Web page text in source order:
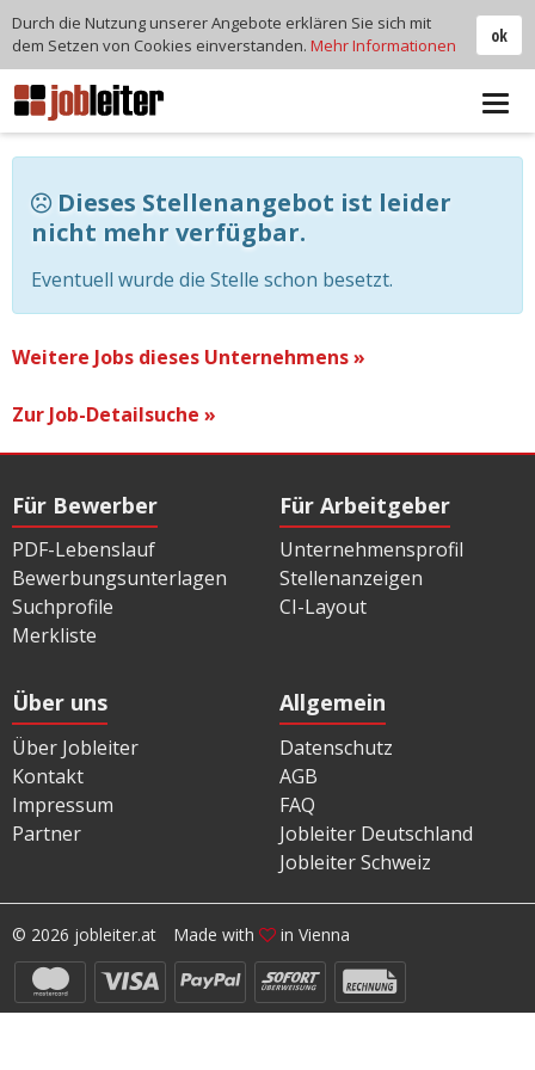
Dieses Stellenangebot ist leider
nicht mehr verfügbar.
Eventuell wurde die Stelle schon besetzt.
Weitere Jobs dieses Unternehmens »
Zur Job-Detailsuche »
Für Bewerber
PDF-Lebenslauf
Bewerbungsunterlagen
Suchprofile
Merkliste
Für Arbeitgeber
Unternehmensprofil
Stellenanzeigen
CI-Layout
Über uns
Über Jobleiter
Kontakt
Impressum
Partner
Allgemein
Datenschutz
AGB
FAQ
Jobleiter Deutschland
Jobleiter Schweiz
© 2026 jobleiter.at Made with in Vienna
ok
Durch die Nutzung unserer Angebote erklären Sie sich mit
dem Setzen von Cookies einverstanden. Mehr Informationen